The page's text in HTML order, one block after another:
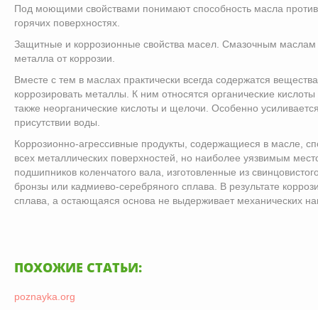
Под моющими свойствами понимают способность масла
горячих поверхностях.
Защитные и коррозионные свойства масел. Смазочным
металла от коррозии.
Вместе с тем в маслах практически всегда содержатся
коррозировать металлы. К ним относятся органические
также неорганические кислоты и щелочи. Особенно
присутствии воды.
Коррозионно-агрессивные продукты, содержащиеся в масле,
всех металлических поверхностей, но наиболее уязвимым
подшипников коленчатого вала, изготовленные из
бронзы или кадмиево-серебряного сплава. В результате
сплава, а остающаяся основа не выдерживает механических
ПОХОЖИЕ СТАТЬИ:
poznayka.org